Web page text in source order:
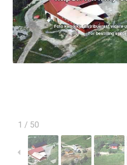
1 / 50